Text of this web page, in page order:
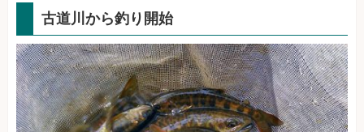
古道川から釣り開始